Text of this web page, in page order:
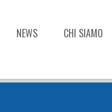
NEWS CHI SIAMO